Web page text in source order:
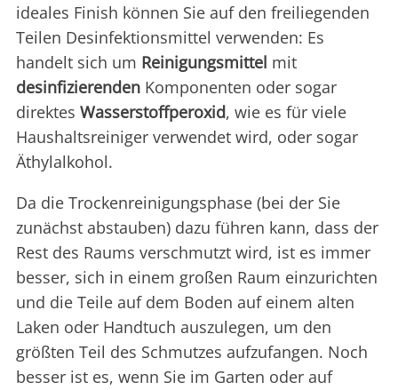
ideales Finish können Sie auf den freiliegenden
Teilen Desinfektionsmittel verwenden: Es
handelt sich um Reinigungsmittel mit
desinfizierenden Komponenten oder sogar
direktes Wasserstoffperoxid, wie es für viele
Haushaltsreiniger verwendet wird, oder sogar
Äthylalkohol.
Da die Trockenreinigungsphase (bei der Sie
zunächst abstauben) dazu führen kann, dass der
Rest des Raums verschmutzt wird, ist es immer
besser, sich in einem großen Raum einzurichten
und die Teile auf dem Boden auf einem alten
Laken oder Handtuch auszulegen, um den
größten Teil des Schmutzes aufzufangen. Noch
besser ist es, wenn Sie im Garten oder auf